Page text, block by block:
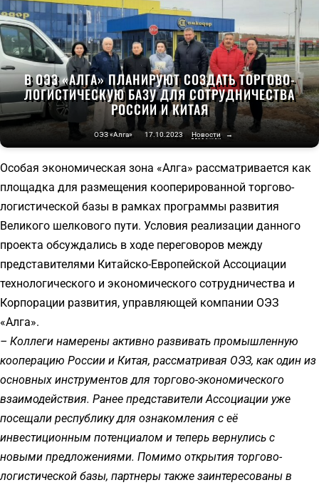
В ОЭЗ «АЛГА» ПЛАНИРУЮТ СОЗДАТЬ ТОРГОВО-
ЛОГИСТИЧЕСКУЮ БАЗУ ДЛЯ СОТРУДНИЧЕСТВА
РОССИИ И КИТАЯ
ОЭЗ «Алга» 17.10.2023 Новости →
Особая экономическая зона «Алга» рассматривается как
площадка для размещения кооперированной торгово-
логистической базы в рамках программы развития
Великого шелкового пути. Условия реализации данного
проекта обсуждались в ходе переговоров между
представителями Китайско-Европейской Ассоциации
технологического и экономического сотрудничества и
Корпорации развития, управляющей компании ОЭЗ
«Алга».
– Коллеги намерены активно развивать промышленную
кооперацию России и Китая, рассматривая ОЭЗ, как один из
основных инструментов для торгово-экономического
взаимодействия. Ранее представители Ассоциации уже
посещали республику для ознакомления с её
инвестиционным потенциалом и теперь вернулись с
новыми предложениями. Помимо открытия торгово-
логистической базы, партнеры также заинтересованы в